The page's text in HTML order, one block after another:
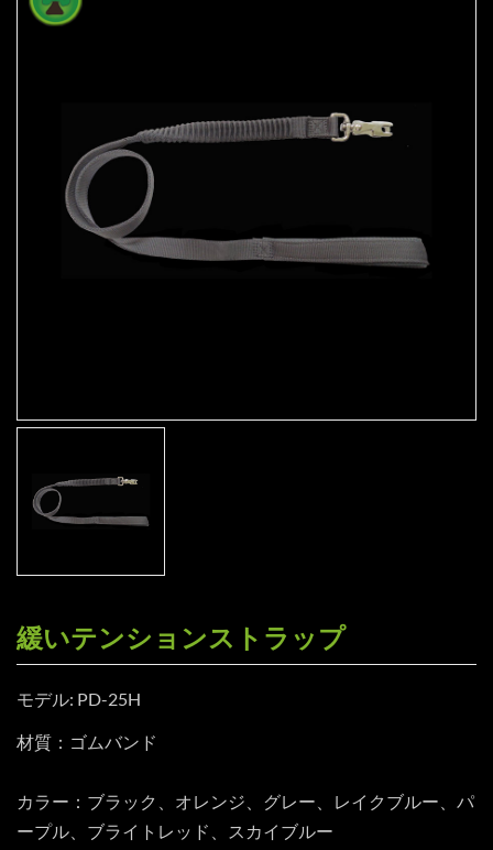
緩いテンションストラップ
モデル: PD-25H
材質：ゴムバンド
カラー：ブラック、オレンジ、グレー、レイクブルー、パ
ープル、ブライトレッド、スカイブルー